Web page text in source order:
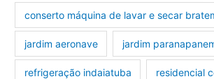
conserto máquina de lavar e secar
jardim aeronave jardim
refrigeração indaiatuba residencial